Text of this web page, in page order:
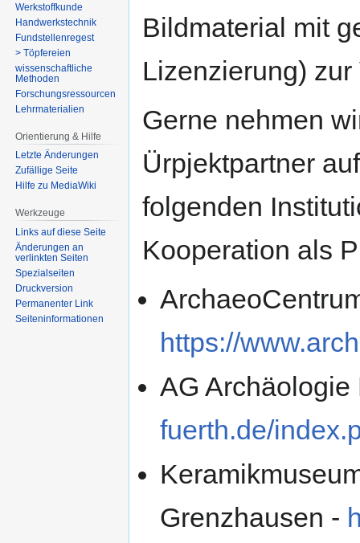
Bildmaterial mit
Lizenzierung)
Gerne nehmen
Ürpjektpartner
folgenden
Kooperation als
https://
AG
fuerth.de/
Grenzhausen -
Werkstoffkunde
Handwerkstechnik
Fundstellenregest
> Töpfereien
wissenschaftliche
Methoden
Forschungsressourcen
Lehrmaterialien
Orientierung & Hilfe
Letzte Änderungen
Zufällige Seite
Hilfe zu MediaWiki
Werkzeuge
Links auf diese Seite
Änderungen an
verlinkten Seiten
Spezialseiten
Druckversion
Permanenter Link
Seiten­­informationen